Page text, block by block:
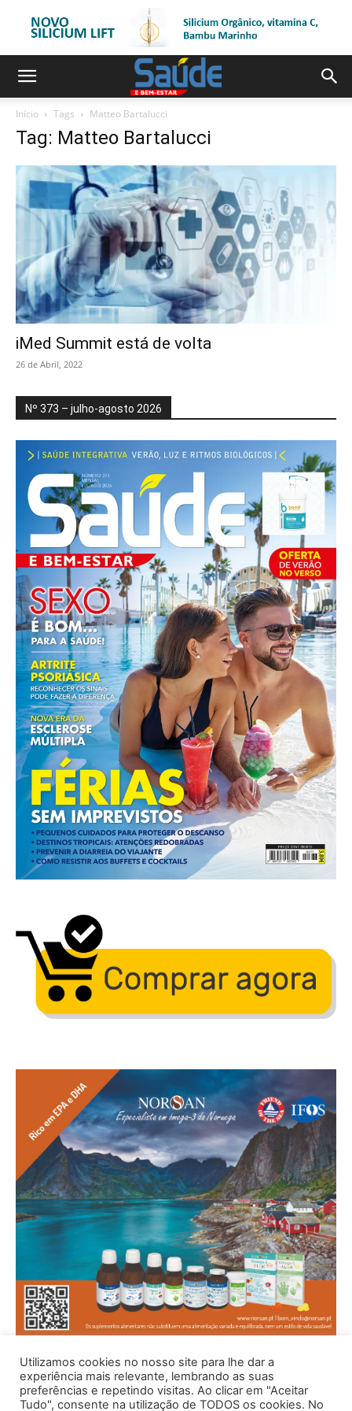
Início Tags Matteo Bartalucci
Tag: Matteo Bartalucci
iMed Summit está de volta
26 de Abril, 2022
Nº 373 – julho-agosto 2026
Utilizamos cookies no nosso site para lhe dar a
experiência mais relevante, lembrando as suas
preferências e repetindo visitas. Ao clicar em "Aceitar
Tudo", consente na utilização de TODOS os cookies. No